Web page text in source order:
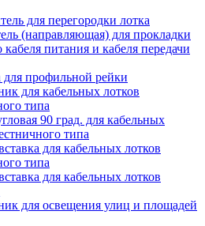
для перегородки лотка
(направляющая) для прокладки
кабеля питания и кабеля передачи
для профильной рейки
для кабельных лотков
типа
90 град. для кабельных
типа
для кабельных лотков
типа
для кабельных лотков
для освещения улиц и площадей